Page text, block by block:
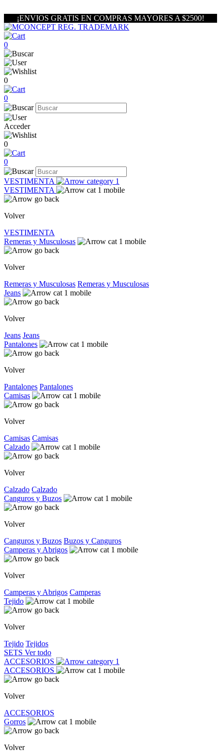
¡ENVIOS GRATIS EN COMPRAS MAYORES A $2500!
0
0
0
Acceder
0
0
VESTIMENTA
VESTIMENTA
Volver
VESTIMENTA
Remeras y Musculosas
Volver
Remeras y Musculosas Remeras y Musculosas
Jeans
Volver
Jeans Jeans
Pantalones
Volver
Pantalones Pantalones
Camisas
Volver
Camisas Camisas
Calzado
Volver
Calzado Calzado
Canguros y Buzos
Volver
Canguros y Buzos Buzos y Canguros
Camperas y Abrigos
Volver
Camperas y Abrigos Camperas
Tejido
Volver
Tejido Tejidos
SETS Ver todo
ACCESORIOS
ACCESORIOS
Volver
ACCESORIOS
Gorros
Volver